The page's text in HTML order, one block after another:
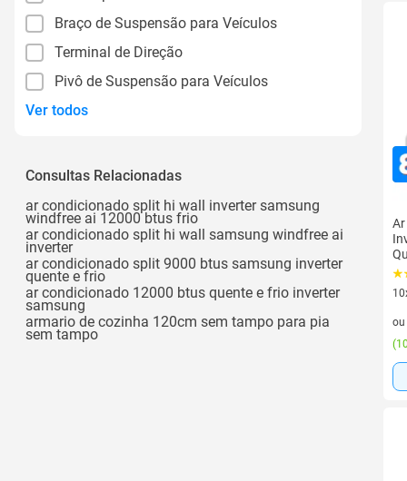
Braço de Suspensão para Veículos
Terminal de Direção
Pivô de Suspensão para Veículos
Ver todos
Consultas Relacionadas
ar condicionado split hi wall inverter samsung
windfree ai 12000 btus frio
ar condicionado split hi wall samsung windfree ai
inverter
ar condicionado split 9000 btus samsung inverter
quente e frio
ar condicionado 12000 btus quente e frio inverter
samsung
armario de cozinha 120cm sem tampo para pia
sem tampo
ou
(